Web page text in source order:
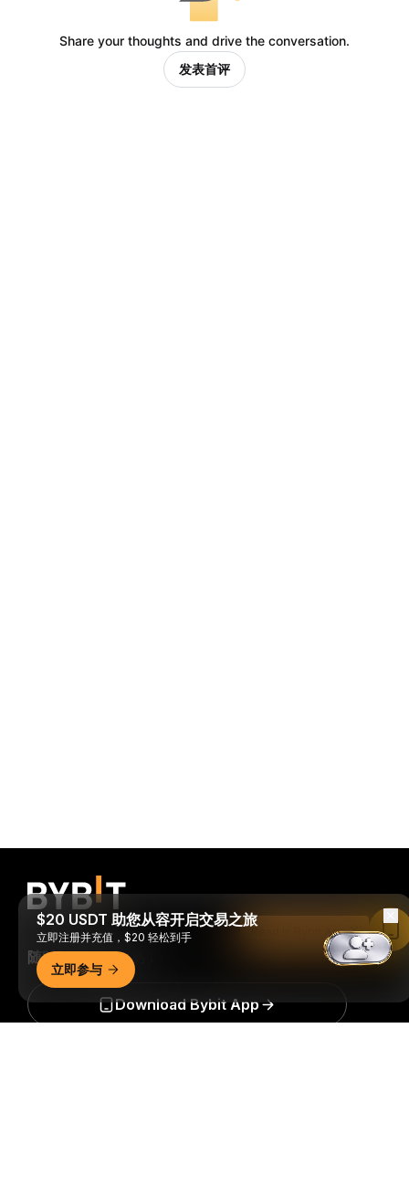
Share your thoughts and drive the conversation.
发表首评
随时随地进行交易！
Download Bybit App
$20 USDT 助您从容开启交易之旅
立即注册并充值，$20 轻松到手
立即参与
Read in Bybit App